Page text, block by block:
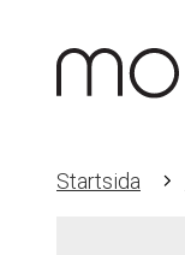
Startsida